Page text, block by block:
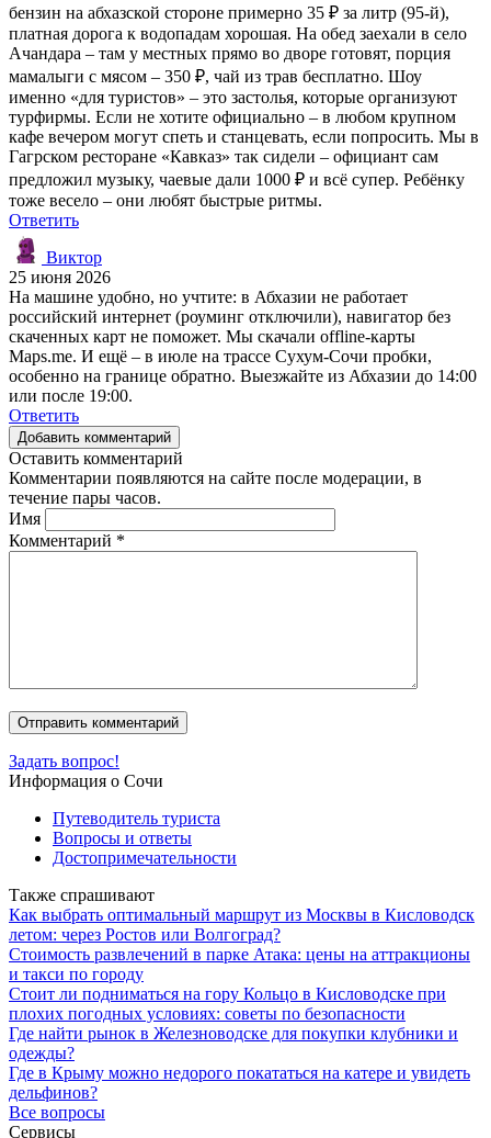
бензин на абхазской стороне примерно 35 ₽ за литр (95-й),
платная дорога к водопадам хорошая. На обед заехали в село
Ачандара – там у местных прямо во дворе готовят, порция
мамалыги с мясом – 350 ₽, чай из трав бесплатно. Шоу
именно «для туристов» – это застолья, которые организуют
турфирмы. Если не хотите официально – в любом крупном
кафе вечером могут спеть и станцевать, если попросить. Мы в
Гагрском ресторане «Кавказ» так сидели – официант сам
предложил музыку, чаевые дали 1000 ₽ и всё супер. Ребёнку
тоже весело – они любят быстрые ритмы.
Ответить
Виктор
25 июня 2026
На машине удобно, но учтите: в Абхазии не работает
российский интернет (роуминг отключили), навигатор без
скаченных карт не поможет. Мы скачали offline-карты
Maps.me. И ещё – в июле на трассе Сухум-Сочи пробки,
особенно на границе обратно. Выезжайте из Абхазии до 14:00
или после 19:00.
Ответить
Добавить комментарий
Оставить комментарий
Комментарии появляются на сайте после модерации, в
течение пары часов.
Имя
Комментарий *
Задать вопрос!
Информация о Сочи
Путеводитель туриста
Вопросы и ответы
Достопримечательности
Также спрашивают
Как выбрать оптимальный маршрут из Москвы в Кисловодск
летом: через Ростов или Волгоград?
Стоимость развлечений в парке Атака: цены на аттракционы
и такси по городу
Стоит ли подниматься на гору Кольцо в Кисловодске при
плохих погодных условиях: советы по безопасности
Где найти рынок в Железноводске для покупки клубники и
одежды?
Где в Крыму можно недорого покататься на катере и увидеть
дельфинов?
Все вопросы
Сервисы